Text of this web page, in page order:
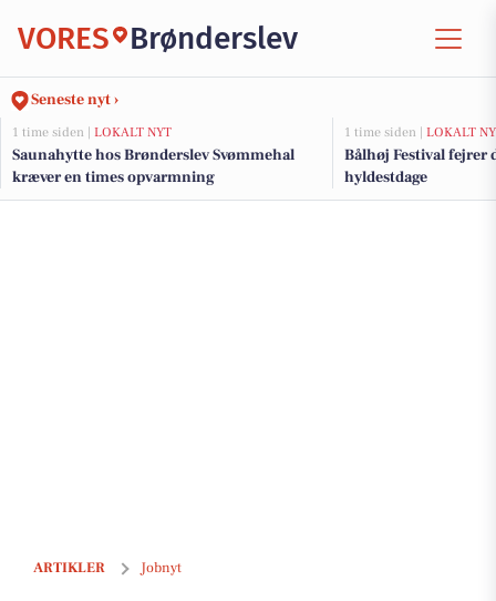
VORES Brønderslev
Seneste nyt ›
1 time siden | LOKALT NYT
Saunahytte hos Brønderslev Svømmehal
kræver en times opvarmning
1 time siden | LOKALT
Bålhøj Festival fejrer
hyldestdage
ARTIKLER Jobnyt
Bliv pædagog på Nygården og arbejd med børn i et specialiseret